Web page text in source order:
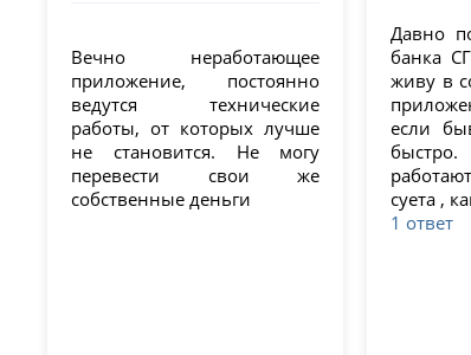
Вечно неработающее
приложение, постоянно
ведутся технические
работы, от которых лучше
не становится. Не могу
перевести свои же
собственные деньги
Давно
банка
живу в
если
суета ,
1 ответ